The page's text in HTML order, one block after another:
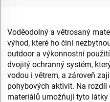
Voděodolný a větrosaný
výhod, které ho činí
outdoor a výkonnostní
dvojitý ochranný systém,
vodou i větrem, a zároveň
pohybových aktivit. Na
materiálů umožňují tyto